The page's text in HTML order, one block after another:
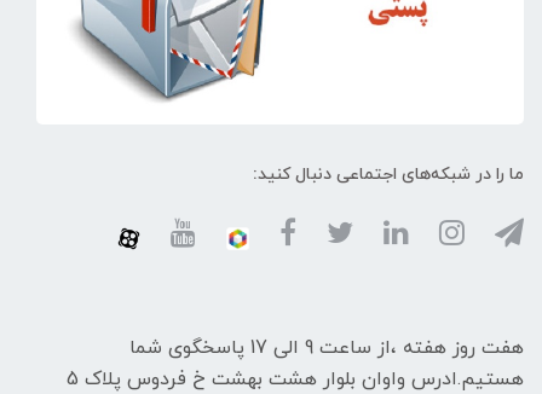
ما را در شبکه‌های اجتماعی دنبال کنید:
هفت روز هفته ،از ساعت 9 الی 17 پاسخگوی شما
هستیم.ادرس واوان بلوار هشت بهشت خ فردوس پلاک 5